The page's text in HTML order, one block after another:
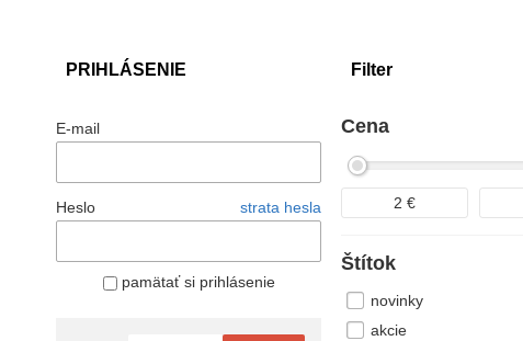
PRIHLÁSENIE
E-mail
Heslo strata hesla
pamätať si prihlásenie
Filter
Cena
2 €
Štítok
novinky
akcie